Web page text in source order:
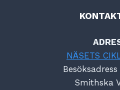
NÄSETS
Smithska